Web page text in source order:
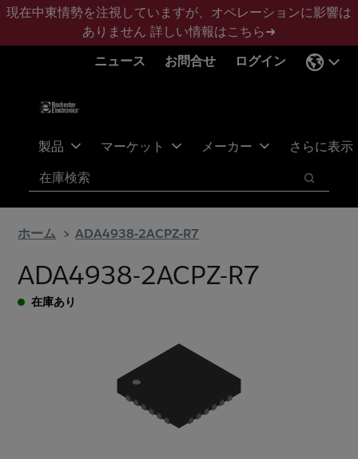
メ
ン
フ
タ
現在中東情勢を注視していますが、オペレーションに影響は
ありません 詳しい情報はこちら➜
ニュース
お問合せ ログイン
製品 マーケット メーカー さらに表示
検索
検索
ホーム ADA4938-2ACPZ-R7
ADA4938-2ACPZ-R7
在庫あり